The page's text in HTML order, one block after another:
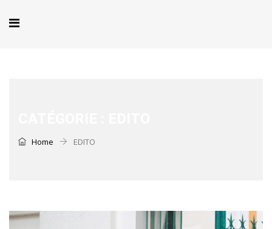
Home EDITO